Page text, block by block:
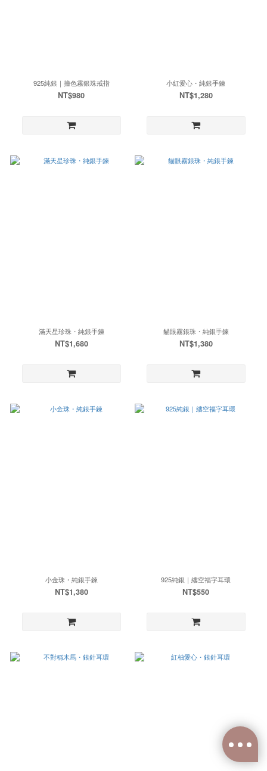
925純銀｜撞色霧銀珠戒指
NT$980
小紅愛心・純銀手鍊
NT$1,280
滿天星珍珠・純銀手鍊
NT$1,680
貓眼霧銀珠・純銀手鍊
NT$1,380
小金珠・純銀手鍊
NT$1,380
925純銀｜縷空福字耳環
NT$550